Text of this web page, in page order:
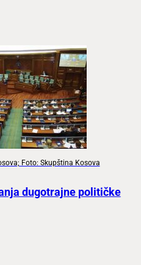
Foto: Skupština Kosova
dugotrajne političke